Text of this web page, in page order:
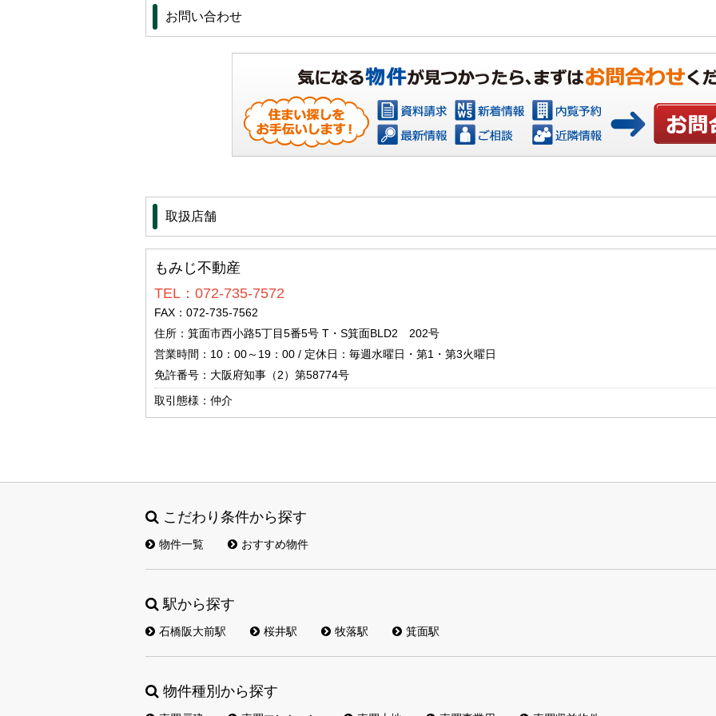
お問い合わせ
取扱店舗
もみじ不動産
TEL：072-735-7572
FAX：072-735-7562
住所：箕面市西小路5丁目5番5号 T・S箕面BLD2 202号
営業時間：10：00～19：00 / 定休日：毎週水曜日・第1・第3火曜日
免許番号：大阪府知事（2）第58774号
取引態様：仲介
こだわり条件から探す
物件一覧 おすすめ物件
駅から探す
石橋阪大前駅 桜井駅 牧落駅 箕面駅
物件種別から探す